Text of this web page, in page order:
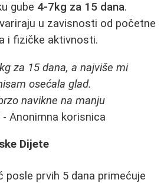
gube 4-7kg za 15 dana.
u zavisnosti od početne
i fizičke aktivnosti.
za 15 dana, a najviše mi
osećala glad.
navikne na manju
- Anonimna korisnica
Dijete
posle prvih 5 dana primećuje